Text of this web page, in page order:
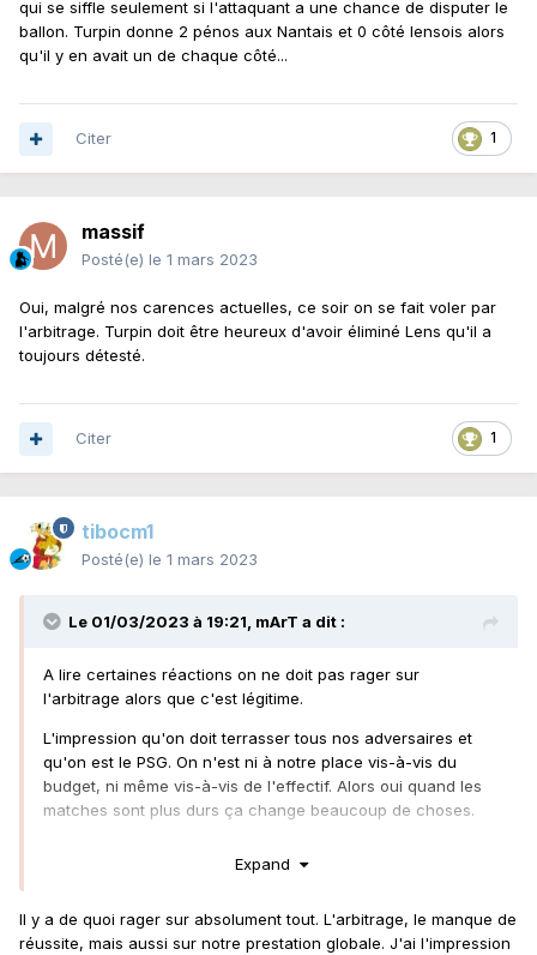
qui se siffle seulement si l'attaquant a une chance de disputer le
ballon. Turpin donne 2 pénos aux Nantais et 0 côté lensois alors
qu'il y en avait un de chaque côté...
1
Citer
massif
Posté(e) le 1 mars 2023
Oui, malgré nos carences actuelles, ce soir on se fait voler par
l'arbitrage. Turpin doit être heureux d'avoir éliminé Lens qu'il a
toujours détesté.
1
Citer
tibocm1
Posté(e) le 1 mars 2023
Le 01/03/2023 à 19:21, mArT a dit :
A lire certaines réactions on ne doit pas rager sur
l'arbitrage alors que c'est légitime.
L'impression qu'on doit terrasser tous nos adversaires et
qu'on est le PSG. On n'est ni à notre place vis-à-vis du
budget, ni même vis-à-vis de l'effectif. Alors oui quand les
matches sont plus durs ça change beaucoup de choses.
pour Lens. Alors qu'il y a coup à la tête par rapport à un
Derrière on ne parle pas du poteau, de la frappe de Sotoca.
Expand
Il y a de quoi rager sur absolument tout. L'arbitrage, le manque de
réussite, mais aussi sur notre prestation globale. J'ai l'impression